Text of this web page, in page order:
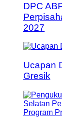
DPC
2027
Ucapan
Gresik